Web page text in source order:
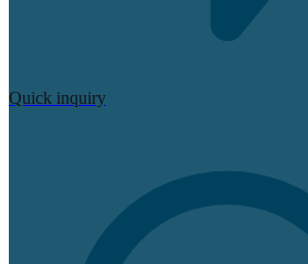
Quick inquiry